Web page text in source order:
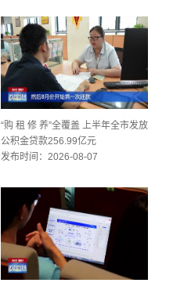
“购 租 修 养”全覆盖 上半年全市发放
公积金贷款256.99亿元
发布时间：2026-08-07